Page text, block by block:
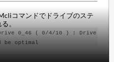
コマンドでドライブのステ
。
0_46 ( 0/4/10 ) : Drive
be optimal